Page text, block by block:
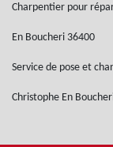
Charpentier pour
En Boucheri 36400
Service de pose et
Christophe En